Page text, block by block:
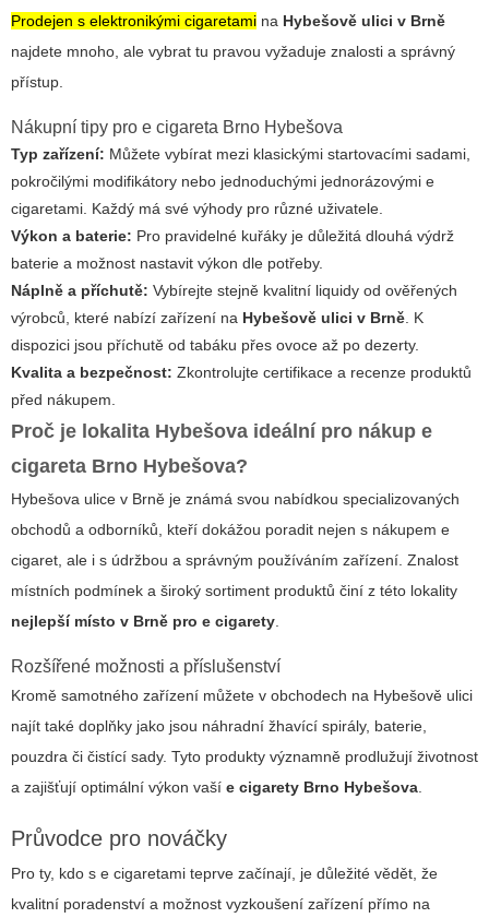
Prodejen s elektronikými cigaretami na Hybešově ulici v Brně
najdete mnoho, ale vybrat tu pravou vyžaduje znalosti a správný
přístup.
Nákupní tipy pro e cigareta Brno Hybešova
Typ zařízení: Můžete vybírat mezi klasickými startovacími sadami,
pokročilými modifikátory nebo jednoduchými jednorázovými e
cigaretami. Každý má své výhody pro různé uživatele.
Výkon a baterie: Pro pravidelné kuřáky je důležitá dlouhá výdrž
baterie a možnost nastavit výkon dle potřeby.
Náplně a příchutě: Vybírejte stejně kvalitní liquidy od ověřených
výrobců, které nabízí zařízení na Hybešově ulici v Brně . K
dispozici jsou příchutě od tabáku přes ovoce až po dezerty.
Kvalita a bezpečnost: Zkontrolujte certifikace a recenze produktů
před nákupem.
Proč je lokalita Hybešova ideální pro nákup e
cigareta Brno Hybešova?
Hybešova ulice v Brně je známá svou nabídkou specializovaných
obchodů a odborníků, kteří dokážou poradit nejen s nákupem e
cigaret, ale i s údržbou a správným používáním zařízení. Znalost
místních podmínek a široký sortiment produktů činí z této lokality
nejlepší místo v Brně pro e cigarety
Rozšířené možnosti a příslušenství
Kromě samotného zařízení můžete v obchodech na Hybešově ulici
najít také doplňky jako jsou náhradní žhavící spirály, baterie,
pouzdra či čistící sady. Tyto produkty významně prodlužují životnost
a zajišťují optimální výkon vaší e cigarety Brno Hybešova
Průvodce pro nováčky
Pro ty, kdo s e cigaretami teprve začínají, je důležité vědět, že
kvalitní poradenství a možnost vyzkoušení zařízení přímo na